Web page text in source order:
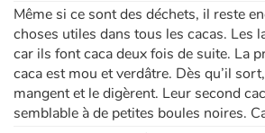
Même si ce sont des déchets, il reste
choses utiles dans tous les cacas. Les
car ils font caca deux fois de suite. La
caca est mou et verdâtre. Dès qu’il
mangent et le digèrent. Leur second
semblable à de petites boules noires.